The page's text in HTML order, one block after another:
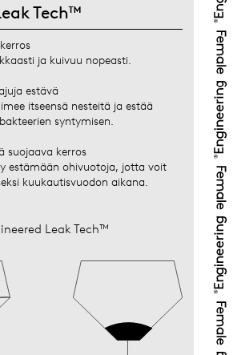
Tech™
ja kuivuu nopeasti.
estävä
itseensä nesteitä ja estää
syntymisen.
suojaava kerros
estämään ohivuotoja, jotta voit
kuukautisvuodon aikana.
Leak Tech™